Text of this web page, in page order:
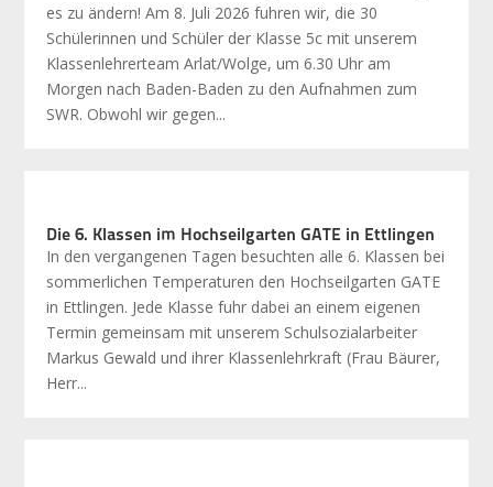
es zu ändern! Am 8. Juli 2026 fuhren wir, die 30
Schülerinnen und Schüler der Klasse 5c mit unserem
Klassenlehrerteam Arlat/Wolge, um 6.30 Uhr am
Morgen nach Baden-Baden zu den Aufnahmen zum
SWR. Obwohl wir gegen...
Die 6. Klassen im Hochseilgarten GATE in Ettlingen
In den vergangenen Tagen besuchten alle 6. Klassen bei
sommerlichen Temperaturen den Hochseilgarten GATE
in Ettlingen. Jede Klasse fuhr dabei an einem eigenen
Termin gemeinsam mit unserem Schulsozialarbeiter
Markus Gewald und ihrer Klassenlehrkraft (Frau Bäurer,
Herr...